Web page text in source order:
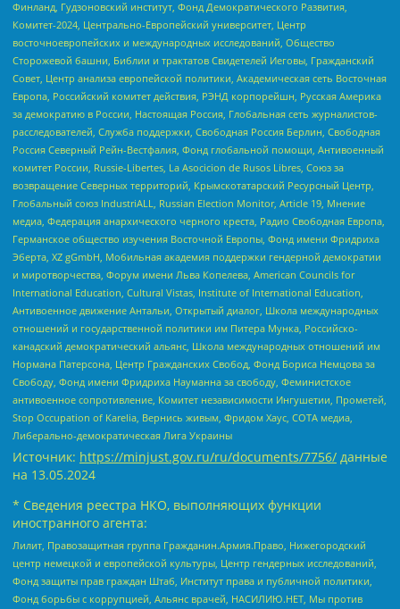
Финланд, Гудзоновский институт, Фонд Демократического Развития,
Комитет-2024, Центрально-Европейский университет, Центр
восточноевропейских и международных исследований, Общество
Сторожевой башни, Библии и трактатов Свидетелей Иеговы, Гражданский
Совет, Центр анализа европейской политики, Академическая сеть Восточная
Европа, Российский комитет действия, РЭНД корпорейшн, Русская Америка
за демократию в России, Настоящая Россия, Глобальная сеть журналистов-
расследователей, Служба поддержки, Свободная Россия Берлин, Свободная
Россия Северный Рейн-Вестфалия, Фонд глобальной помощи, Антивоенный
комитет России, Russie-Libertes, La Asocicion de Rusos Libres, Союз за
возвращение Северных территорий, Крымскотатарский Ресурсный Центр,
Глобальный союз IndustriALL, Russian Election Monitor, Article 19, Мнение
медиа, Федерация анархического черного креста, Радио Свободная Европа,
Германское общество изучения Восточной Европы, Фонд имени Фридриха
Эберта, XZ gGmbH, Мобильная академия поддержки гендерной демократии
и миротворчества, Форум имени Льва Копелева, American Councils for
International Education, Cultural Vistas, Institute of International Education,
Антивоенное движение Антальи, Открытый диалог, Школа международных
отношений и государственной политики им Питера Мунка, Российско-
канадский демократический альянс, Школа международных отношений им
Нормана Патерсона, Центр Гражданских Свобод, Фонд Бориса Немцова за
Свободу, Фонд имени Фридриха Науманна за свободу, Феминистское
антивоенное сопротивление, Комитет независимости Ингушетии, Прометей,
Stop Occupation of Karelia, Вернись живым, Фридом Хаус, СОТА медиа,
Либерально-демократическая Лига Украины
Источник: https://minjust.gov.ru/ru/documents/7756/ данные
на 13.05.2024
* Сведения реестра НКО, выполняющих функции
иностранного агента:
Лилит, Правозащитная группа Гражданин.Армия.Право, Нижегородский
центр немецкой и европейской культуры, Центр гендерных исследований,
Фонд защиты прав граждан Штаб, Институт права и публичной политики,
Фонд борьбы с коррупцией, Альянс врачей, НАСИЛИЮ.НЕТ, Мы против